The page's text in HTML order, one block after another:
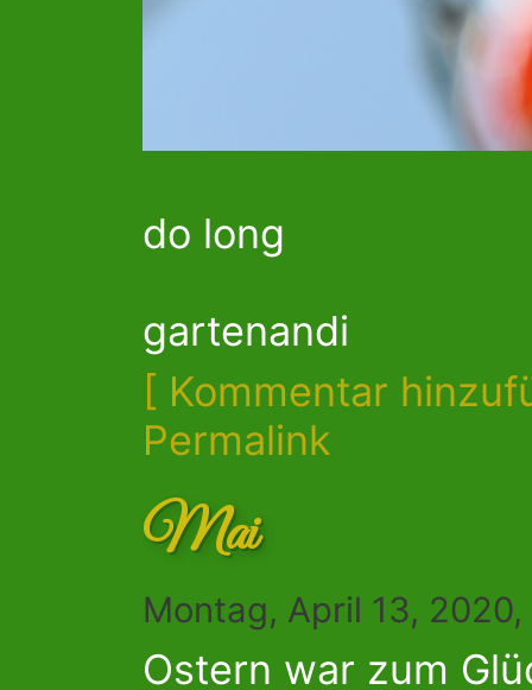
do long
gartenandi
[ Kommentar
Permalink
Mai
Montag, April 13,
Ostern war zum